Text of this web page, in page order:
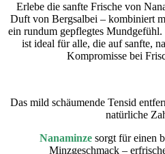
Erlebe die sanfte Frische von
Duft von Bergsalbei – kombiniert
ein rundum gepflegtes
ist ideal für alle, die auf sanfte,
Kompromisse bei
Das mild schäumende Tensid
natürliche
Nanaminzesorgt für einen
Minzgeschmack –